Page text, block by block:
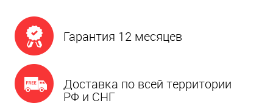
Гарантия 12 месяцев
Доставка по всей территории
РФ и СНГ